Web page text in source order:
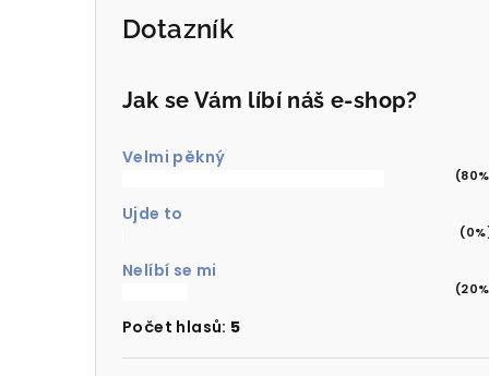
Dotazník
Jak se Vám líbí náš e-shop?
Velmi pěkný
Ujde to
Nelíbí se mi
Počet hlasů: 5